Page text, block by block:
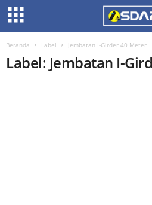
Beranda Label Jembatan I-Girder 40 Meter
Label: Jembatan I-